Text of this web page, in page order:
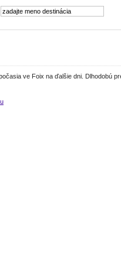
ve Foix na ďalšie dni. Dlhodobú